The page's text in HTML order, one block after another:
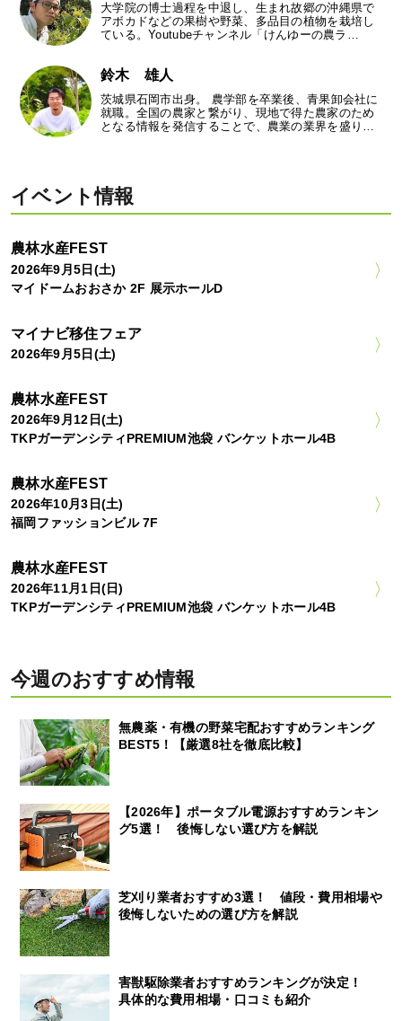
大学院の博士過程を中退し、生まれ故郷の沖縄県で
アボカドなどの果樹や野菜、多品目の植物を栽培し
ている。Youtubeチャンネル「けんゆーの農ラ…
鈴木 雄人
茨城県石岡市出身。 農学部を卒業後、青果卸会社に
就職。全国の農家と繋がり、現地で得た農家のため
となる情報を発信することで、農業の業界を盛り…
イベント情報
農林水産FEST
2026年9月5日(土)
マイドームおおさか 2F 展示ホールD
マイナビ移住フェア
2026年9月5日(土)
農林水産FEST
2026年9月12日(土)
TKPガーデンシティPREMIUM池袋 バンケットホール4B
農林水産FEST
2026年10月3日(土)
福岡ファッションビル 7F
農林水産FEST
2026年11月1日(日)
TKPガーデンシティPREMIUM池袋 バンケットホール4B
今週のおすすめ情報
無農薬・有機の野菜宅配おすすめランキング
BEST5！【厳選8社を徹底比較】
【2026年】ポータブル電源おすすめランキン
グ5選！ 後悔しない選び方を解説
芝刈り業者おすすめ3選！ 値段・費用相場や
後悔しないための選び方を解説
害獣駆除業者おすすめランキングが決定！
具体的な費用相場・口コミも紹介